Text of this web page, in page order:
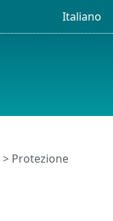
Italiano
> Protezione